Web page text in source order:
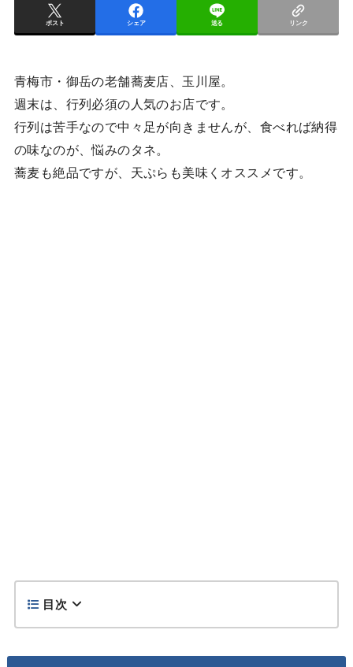
ポスト シェア 送る リンク
青梅市・御岳の老舗蕎麦店、玉川屋。
週末は、行列必須の人気のお店です。
行列は苦手なので中々足が向きませんが、食べれば納得
の味なのが、悩みのタネ。
蕎麦も絶品ですが、天ぷらも美味くオススメです。
目次